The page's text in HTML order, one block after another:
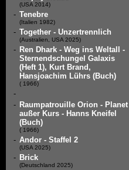
(USA 2014)
- Tenebre
(Italien 1982)
- Together - Unzertrennlich
(Australien, USA 2025)
- Ren Dhark - Weg ins Weltall -
Sternendschungel Galaxis
(Heft 1), Kurt Brand,
Hansjoachim Lührs (Buch)
( 1966)
-
- Raumpatrouille Orion - Planet
außer Kurs - Hanns Kneifel
(Buch)
( 1966)
- Andor - Staffel 2
(USA 2025)
- Brick
(Deutschland 2025)